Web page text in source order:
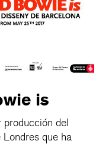
is
producción del
que ha